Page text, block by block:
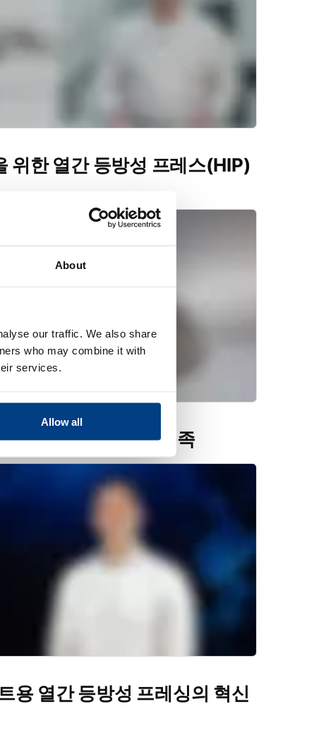
About
our traffic. We also share
who may combine it with
services.
Allow all
위한 열간 등방성 프레스(HIP)
란트에 대한 수요 충족
용 열간 등방성 프레싱의 혁신